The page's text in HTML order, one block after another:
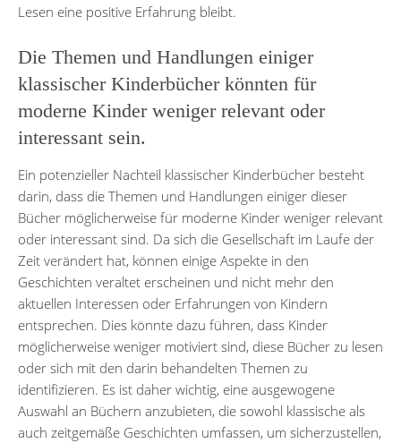
Lesen eine positive Erfahrung bleibt.
Die Themen und Handlungen einiger
klassischer Kinderbücher könnten für
moderne Kinder weniger relevant oder
interessant sein.
Ein potenzieller Nachteil klassischer Kinderbücher besteht
darin, dass die Themen und Handlungen einiger dieser
Bücher möglicherweise für moderne Kinder weniger relevant
oder interessant sind. Da sich die Gesellschaft im Laufe der
Zeit verändert hat, können einige Aspekte in den
Geschichten veraltet erscheinen und nicht mehr den
aktuellen Interessen oder Erfahrungen von Kindern
entsprechen. Dies könnte dazu führen, dass Kinder
möglicherweise weniger motiviert sind, diese Bücher zu lesen
oder sich mit den darin behandelten Themen zu
identifizieren. Es ist daher wichtig, eine ausgewogene
Auswahl an Büchern anzubieten, die sowohl klassische als
auch zeitgemäße Geschichten umfassen, um sicherzustellen,